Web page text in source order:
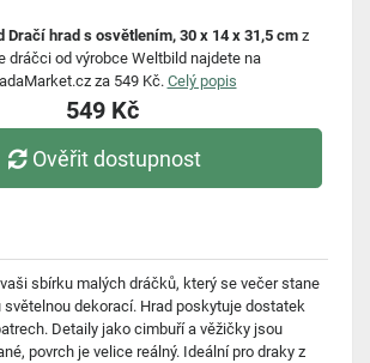
Dračí hrad s osvětlením, 30 x 14 x 31,5 cm z
dráčci od výrobce Weltbild najdete na
za 549 Kč.Celý popis
549 Kč
Ověřit dostupnost
sbírku malých dráčků, který se večer stane
světelnou dekorací. Hrad poskytuje dostatek
Detaily jako cimbuří a věžičky jsou
povrch je velice reálný. Ideální pro draky z